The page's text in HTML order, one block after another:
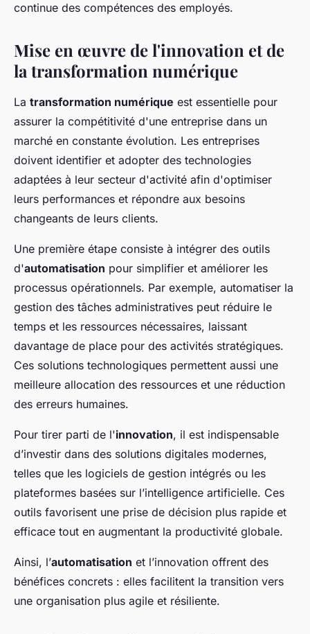
continue des compétences des employés.
Mise en œuvre de l'innovation et de
la transformation numérique
La transformation numérique est essentielle pour
assurer la compétitivité d'une entreprise dans un
marché en constante évolution. Les entreprises
doivent identifier et adopter des technologies
adaptées à leur secteur d'activité afin d'optimiser
leurs performances et répondre aux besoins
changeants de leurs clients.
Une première étape consiste à intégrer des outils
d'automatisation pour simplifier et améliorer les
processus opérationnels. Par exemple, automatiser la
gestion des tâches administratives peut réduire le
temps et les ressources nécessaires, laissant
davantage de place pour des activités stratégiques.
Ces solutions technologiques permettent aussi une
meilleure allocation des ressources et une réduction
des erreurs humaines.
Pour tirer parti de l'innovation, il est indispensable
d’investir dans des solutions digitales modernes,
telles que les logiciels de gestion intégrés ou les
plateformes basées sur l’intelligence artificielle. Ces
outils favorisent une prise de décision plus rapide et
efficace tout en augmentant la productivité globale.
Ainsi, l’automatisation et l’innovation offrent des
bénéfices concrets : elles facilitent la transition vers
une organisation plus agile et résiliente.